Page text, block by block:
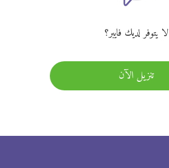
لا يتوفر لديك فايبر؟
تنزيل الآن